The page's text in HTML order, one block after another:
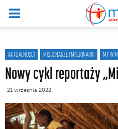
AKTUALNOŚCI MISJONARZE I MISJONARKI MY W
Nowy cykl reportaży
21 września 2022